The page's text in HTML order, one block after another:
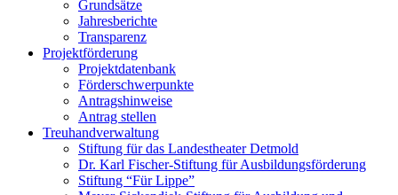
Grundsätze
Jahresberichte
Transparenz
Projektförderung
Projektdatenbank
Förderschwerpunkte
Antragshinweise
Antrag stellen
Treuhandverwaltung
Stiftung für das Landestheater Detmold
Dr. Karl Fischer-Stiftung für Ausbildungsförderung
Stiftung “Für Lippe”